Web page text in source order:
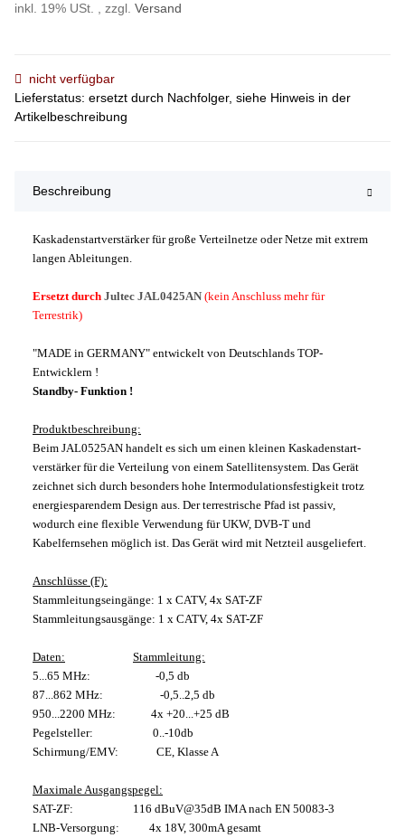
inkl. 19% USt. , zzgl. Versand
nicht verfügbar
Lieferstatus: ersetzt durch Nachfolger, siehe Hinweis in der
Artikelbeschreibung
Beschreibung
Kaskadenstartverstärker für große Verteilnetze oder Netze mit extrem
langen Ableitungen.
Ersetzt durch Jultec JAL0425AN (kein Anschluss mehr für
Terrestrik)
"MADE in GERMANY" entwickelt von Deutschlands TOP-
Entwicklern !
Standby- Funktion !
Produktbeschreibung:
Beim JAL0525AN handelt es sich um einen kleinen Kaskadenstart-
verstärker für die Verteilung von einem Satellitensystem. Das Gerät
zeichnet sich durch besonders hohe Intermodulationsfestigkeit trotz
energiesparendem Design aus. Der terrestrische Pfad ist passiv,
wodurch eine flexible Verwendung für UKW, DVB-T und
Kabelfernsehen möglich ist. Das Gerät wird mit Netzteil ausgeliefert.
Anschlüsse (F):
Stammleitungseingänge: 1 x CATV, 4x SAT-ZF
Stammleitungsausgänge: 1 x CATV, 4x SAT-ZF
Daten:
Stammleitung:
5...65 MHz: -0,5 db
87...862 MHz: -0,5..2,5 db
950...2200 MHz: 4x +20...+25 dB
Pegelsteller: 0..-10db
Schirmung/EMV: CE, Klasse A
Maximale Ausgangspegel:
SAT-ZF: 116 dBuV@35dB IMA nach EN 50083-3
LNB-Versorgung: 4x 18V, 300mA gesamt